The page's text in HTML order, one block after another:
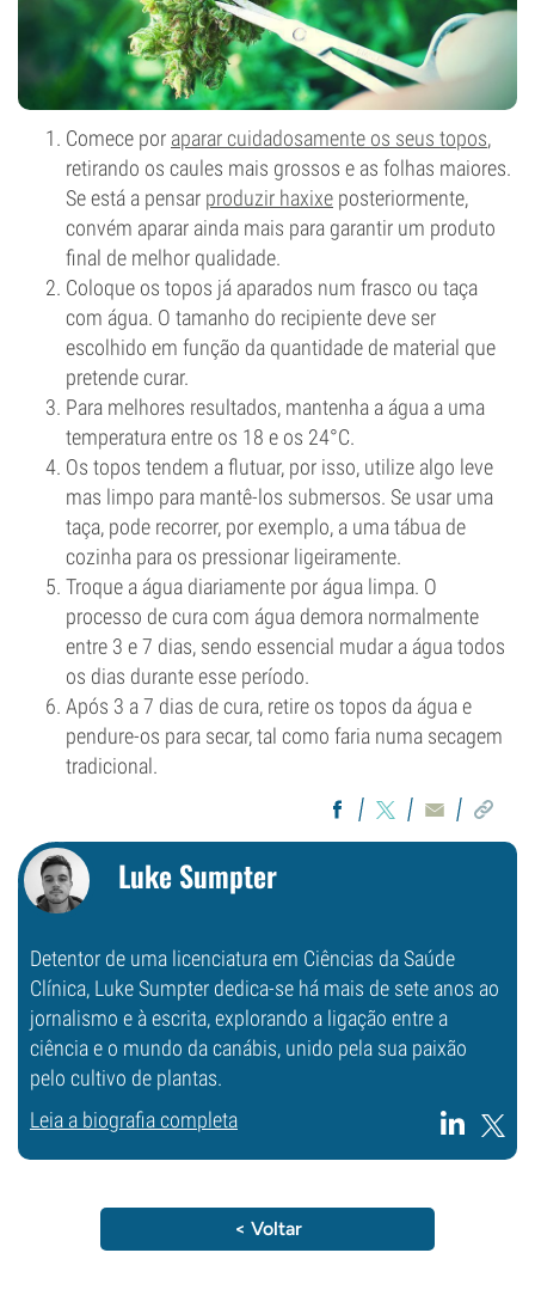
Comece por aparar cuidadosamente os seus topos,
retirando os caules mais grossos e as folhas maiores.
Se está a pensar produzir haxixe posteriormente,
convém aparar ainda mais para garantir um produto
final de melhor qualidade.
Coloque os topos já aparados num frasco ou taça
com água. O tamanho do recipiente deve ser
escolhido em função da quantidade de material que
pretende curar.
Para melhores resultados, mantenha a água a uma
temperatura entre os 18 e os 24°C.
Os topos tendem a flutuar, por isso, utilize algo leve
mas limpo para mantê-los submersos. Se usar uma
taça, pode recorrer, por exemplo, a uma tábua de
cozinha para os pressionar ligeiramente.
Troque a água diariamente por água limpa. O
processo de cura com água demora normalmente
entre 3 e 7 dias, sendo essencial mudar a água todos
os dias durante esse período.
Após 3 a 7 dias de cura, retire os topos da água e
pendure-os para secar, tal como faria numa secagem
tradicional.
Luke Sumpter
Detentor de uma licenciatura em Ciências da Saúde
Clínica, Luke Sumpter dedica-se há mais de sete anos ao
jornalismo e à escrita, explorando a ligação entre a
ciência e o mundo da canábis, unido pela sua paixão
pelo cultivo de plantas.
Leia a biografia completa
< Voltar